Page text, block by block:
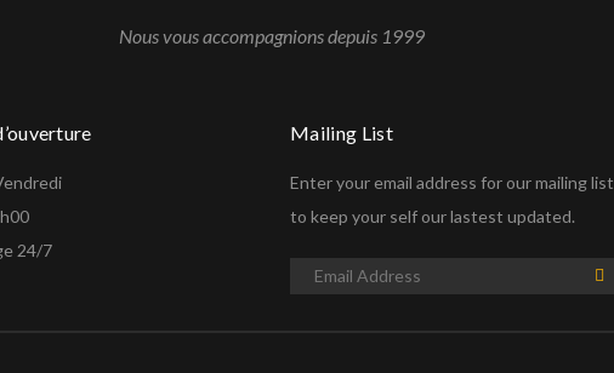
Nous vous accompagnions depuis 1999
24/7
Mailing List
Enter your email address for our mailing list
to keep your self our lastest updated.